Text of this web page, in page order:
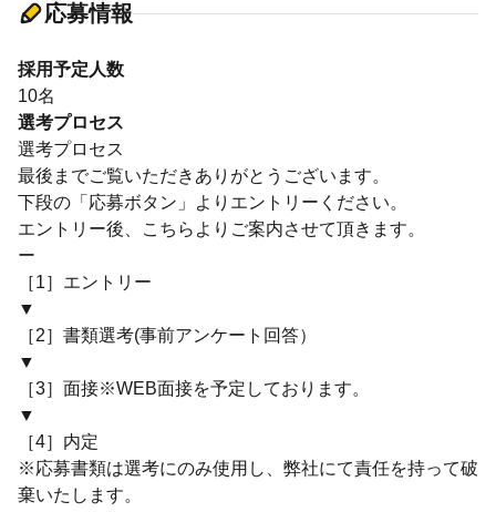
応募情報
採用予定人数
10名
選考プロセス
選考プロセス
最後までご覧いただきありがとうございます。
下段の「応募ボタン」よりエントリーください。
エントリー後、こちらよりご案内させて頂きます。
ー
［1］エントリー
▼
［2］書類選考(事前アンケート回答）
▼
［3］面接※WEB面接を予定しております。
▼
［4］内定
※応募書類は選考にのみ使用し、弊社にて責任を持って破
棄いたします。